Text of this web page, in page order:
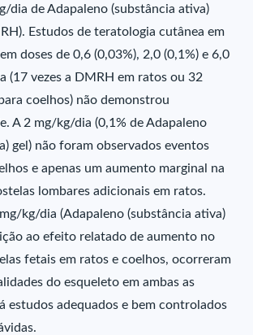
dia de Adapaleno (substância ativa)
Estudos de teratologia cutânea em
doses de 0,6 (0,03%), 2,0 (0,1%) e 6,0
(17 vezes a DMRH em ratos ou 32
coelhos) não demonstrou
A 2 mg/kg/dia (0,1% de Adapaleno
gel) não foram observados eventos
e apenas um aumento marginal na
lombares adicionais em ratos.
kg/dia (Adapaleno (substância ativa)
ao efeito relatado de aumento no
fetais em ratos e coelhos, ocorreram
do esqueleto em ambas as
estudos adequados e bem controlados